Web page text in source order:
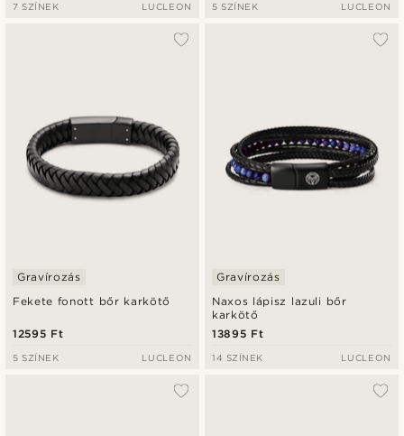
7 SZÍNEK LUCLEON 5 SZÍNEK LUCLEON
Fekete fonott bőr karkötő
Gravírozás
12595 Ft
5 SZÍNEK LUCLEON
Naxos lápisz lazuli bőr
karkötő
Gravírozás
13895 Ft
14 SZÍNEK LUCLEON